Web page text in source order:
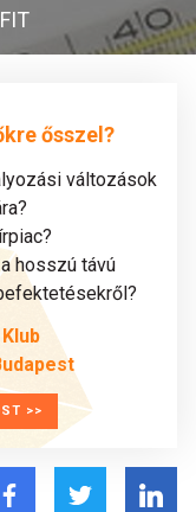
ősszel?
változások
hosszú távú
>>